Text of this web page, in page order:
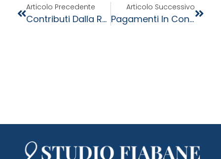
Articolo Precedente
Contributi Dalla Regione Veneto Per Commercio, Somministrazione E Servizi Alla Persona.
Articolo Successivo
Pagamenti In Contanti – Dal 1° Luglio Si Riduce Il Limite